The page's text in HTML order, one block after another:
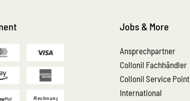
Jobs & More
Ansprechpartner
Collonil Fachhändler
Collonil Service Point
International